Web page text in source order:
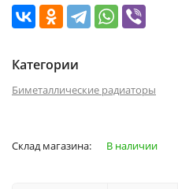
Категории
Биметаллические радиаторы
Склад магазина: В наличии